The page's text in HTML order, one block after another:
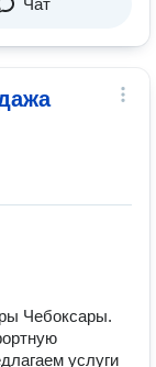
Чат
Чебоксары.
услуги